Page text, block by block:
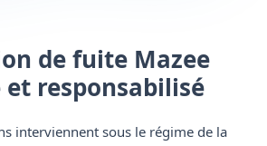
de fuite Mazee
et responsabilisé
interviennent sous le régime de la